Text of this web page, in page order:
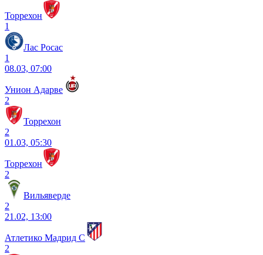
Торрехон
1
Лас Росас
1
08.03, 07:00
Унион Адарве
2
Торрехон
2
01.03, 05:30
Торрехон
2
Вильяверде
2
21.02, 13:00
Атлетико Мадрид С
2